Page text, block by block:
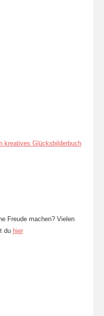
kreatives Glücksbilderbuch
Freude machen? Vielen
du hier